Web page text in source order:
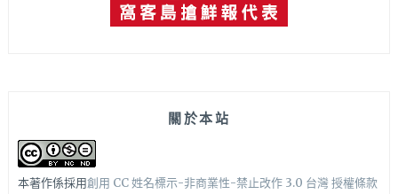
關於本站
本著作係採用創用 CC 姓名標示-非商業性-禁止改作 3.0 台灣 授權條款